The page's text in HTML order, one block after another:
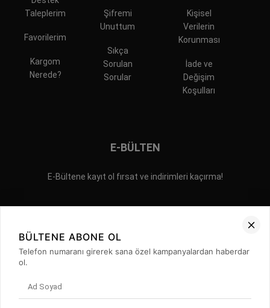
Taleplerim
Favorilerim
Kargom
Nerede?
Şifremi
Unuttum
Sıkça
Sorulan
Sorular
Kişisel
Verilerin
Korunması
İade ve
Değişim
Koşulları
E-BÜLTEN
E-Bültene kayıt ol fırsat ve indirimleri kaçırma!
BÜLTENE ABONE OL
Telefon numaranı girerek sana özel kampanyalardan haberdar
ol.